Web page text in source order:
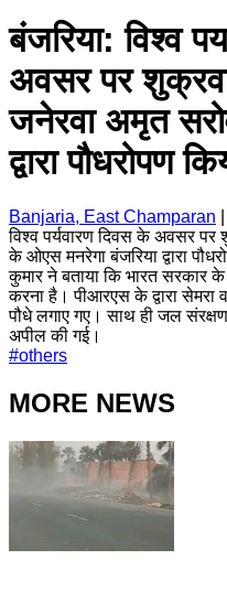
बंजरिया: विश्व
अवसर पर
जनेरवा अमृत
द्वारा पौधरोपण
Banjaria, East Champaran
विश्व पर्यवारण दिवस के अवसर
के ओएस मनरेगा बंजरिया द्वारा
कुमार ने बताया कि भारत सरकार
करना है। पीआरएस के द्वारा सेमरा
पौधे लगाए गए। साथ ही जल
अपील की गई।
#others
MORE NEWS